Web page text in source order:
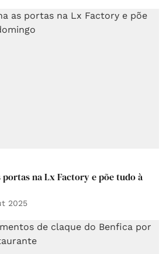
portas na Lx Factory e põe tudo à
2025